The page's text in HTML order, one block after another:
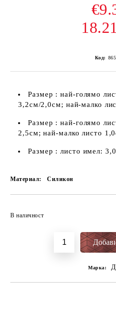
Код:
Размер : най-голямо
3,2см/2,0см; най-малко
Размер : най-голямо
2,5см; най-малко листо
Размер : листо имел:
Материал: Силикон
В наличност
Марка: